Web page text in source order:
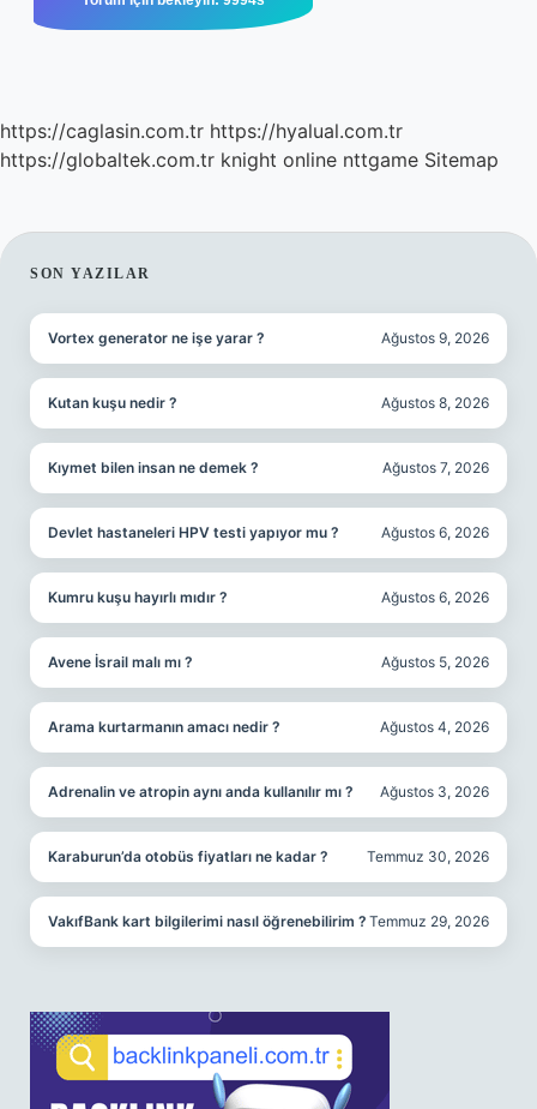
https://caglasin.com.tr https://hyalual.com.tr
https://globaltek.com.tr knight online nttgame Sitemap
SIDEBAR
SON YAZILAR
Vortex generator ne işe yarar ? Ağustos 9, 2026
Kutan kuşu nedir ? Ağustos 8, 2026
Kıymet bilen insan ne demek ? Ağustos 7, 2026
Devlet hastaneleri HPV testi yapıyor mu ? Ağustos 6, 2026
Kumru kuşu hayırlı mıdır ? Ağustos 6, 2026
Avene İsrail malı mı ? Ağustos 5, 2026
Arama kurtarmanın amacı nedir ? Ağustos 4, 2026
Adrenalin ve atropin aynı anda kullanılır mı ? Ağustos 3, 2026
Karaburun’da otobüs fiyatları ne kadar ? Temmuz 30, 2026
VakıfBank kart bilgilerimi nasıl öğrenebilirim ? Temmuz 29, 2026